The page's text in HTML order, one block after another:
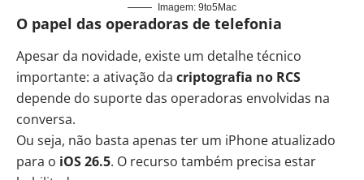
Imagem: 9to5Mac
O papel das operadoras de telefonia
Apesar da novidade, existe um detalhe técnico
importante: a ativação da criptografia no RCS
depende do suporte das operadoras envolvidas na
conversa.
Ou seja, não basta apenas ter um iPhone atualizado
para o iOS 26.5. O recurso também precisa estar